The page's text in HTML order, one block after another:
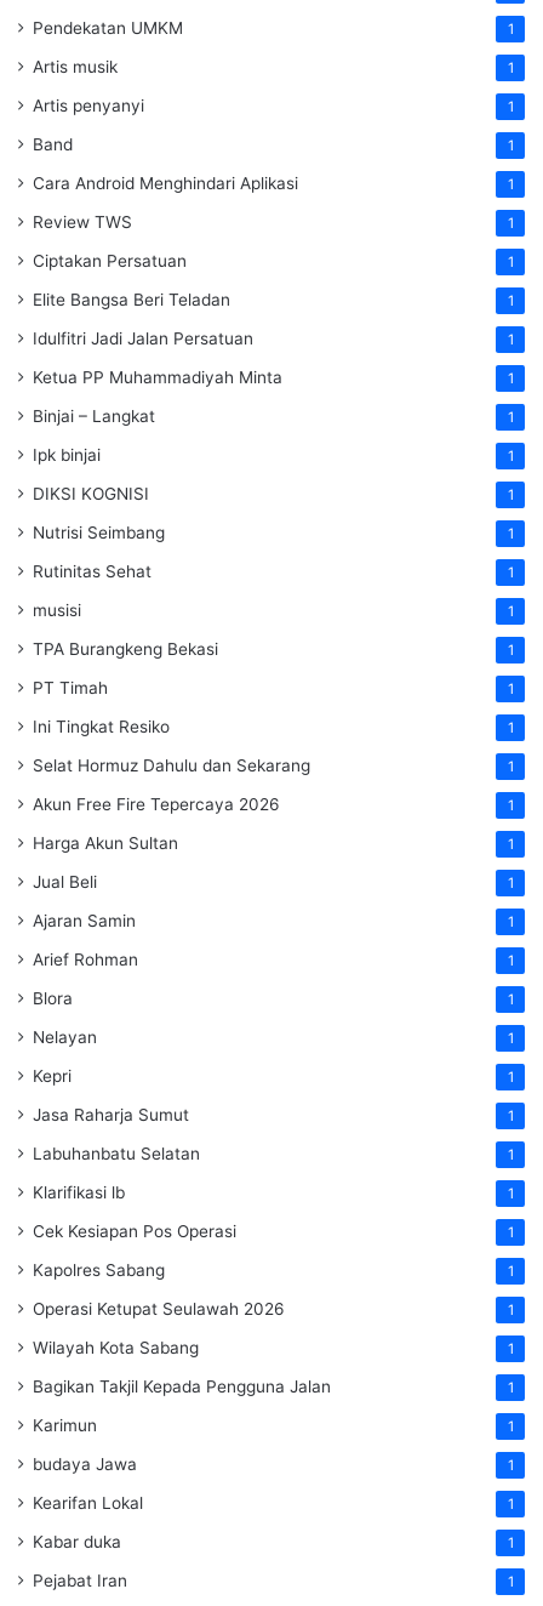
Pendekatan UMKM 1
Artis musik 1
Artis penyanyi 1
Band 1
Cara Android Menghindari Aplikasi 1
Review TWS 1
Ciptakan Persatuan 1
Elite Bangsa Beri Teladan 1
Idulfitri Jadi Jalan Persatuan 1
Ketua PP Muhammadiyah Minta 1
Binjai – Langkat 1
Ipk binjai 1
DIKSI KOGNISI 1
Nutrisi Seimbang 1
Rutinitas Sehat 1
musisi 1
TPA Burangkeng Bekasi 1
PT Timah 1
Ini Tingkat Resiko 1
Selat Hormuz Dahulu dan Sekarang 1
Akun Free Fire Tepercaya 2026 1
Harga Akun Sultan 1
Jual Beli 1
Ajaran Samin 1
Arief Rohman 1
Blora 1
Nelayan 1
Kepri 1
Jasa Raharja Sumut 1
Labuhanbatu Selatan 1
Klarifikasi lb 1
Cek Kesiapan Pos Operasi 1
Kapolres Sabang 1
Operasi Ketupat Seulawah 2026 1
Wilayah Kota Sabang 1
Bagikan Takjil Kepada Pengguna Jalan 1
Karimun 1
budaya Jawa 1
Kearifan Lokal 1
Kabar duka 1
Pejabat Iran 1